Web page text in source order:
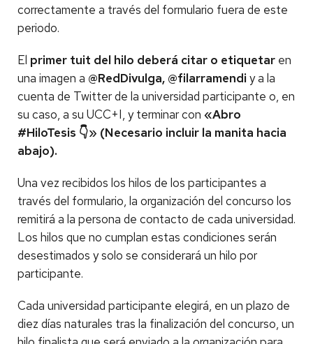
correctamente a través del formulario fuera de este
periodo.
El primer tuit del hilo deberá citar o etiquetar en
una imagen a @RedDivulga, @filarramendi y a la
cuenta de Twitter de la universidad participante o, en
su caso, a su UCC+I, y terminar con «Abro
#HiloTesis 👇» (Necesario incluir la manita hacia
abajo).
Una vez recibidos los hilos de los participantes a
través del formulario, la organización del concurso los
remitirá a la persona de contacto de cada universidad.
Los hilos que no cumplan estas condiciones serán
desestimados y solo se considerará un hilo por
participante.
Cada universidad participante elegirá, en un plazo de
diez días naturales tras la finalización del concurso, un